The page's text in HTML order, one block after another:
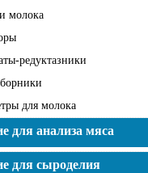
молока
редуктазники
для молока
для анализа мяса
для сыроделия